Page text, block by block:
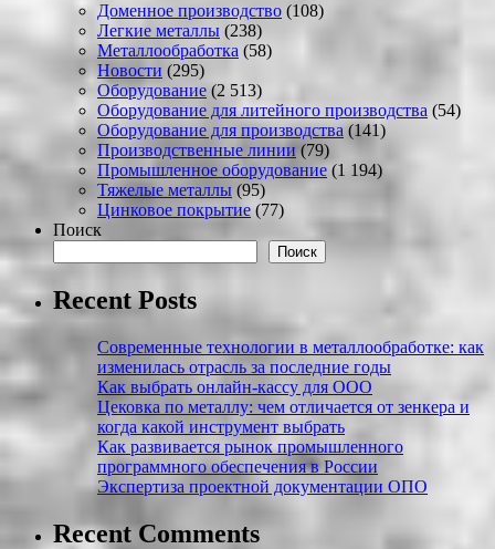
Доменное производство (108)
Легкие металлы (238)
Металлообработка (58)
Новости (295)
Оборудование (2 513)
Оборудование для литейного производства (54)
Оборудование для производства (141)
Производственные линии (79)
Промышленное оборудование (1 194)
Тяжелые металлы (95)
Цинковое покрытие (77)
Поиск
Поиск
Recent Posts
Современные технологии в металлообработке: как
изменилась отрасль за последние годы
Как выбрать онлайн-кассу для ООО
Цековка по металлу: чем отличается от зенкера и
когда какой инструмент выбрать
Как развивается рынок промышленного
программного обеспечения в России
Экспертиза проектной документации ОПО
Recent Comments